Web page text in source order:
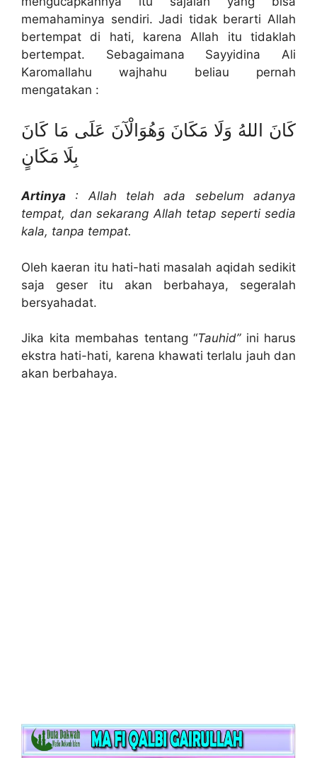
memahaminya sendiri. Jadi tidak berarti Allah
bertempat di hati, karena Allah itu tidaklah
bertempat. Sebagaimana Sayyidina Ali
Karomallahu wajhahu beliau pernah
mengatakan :
كَانَ اللهُ وَلَا مَكَانَ وَهُوَالْآنَ عَلَى مَا كَانَ
بِلَا مَكَانٍ
Artinya : Allah telah ada sebelum adanya
tempat, dan sekarang Allah tetap seperti sedia
kala, tanpa tempat.
Oleh kaeran itu hati-hati masalah aqidah sedikit
saja geser itu akan berbahaya, segeralah
bersyahadat.
Jika kita membahas tentang “Tauhid”ini harus
ekstra hati-hati, karena khawati terlalu jauh dan
akan berbahaya.